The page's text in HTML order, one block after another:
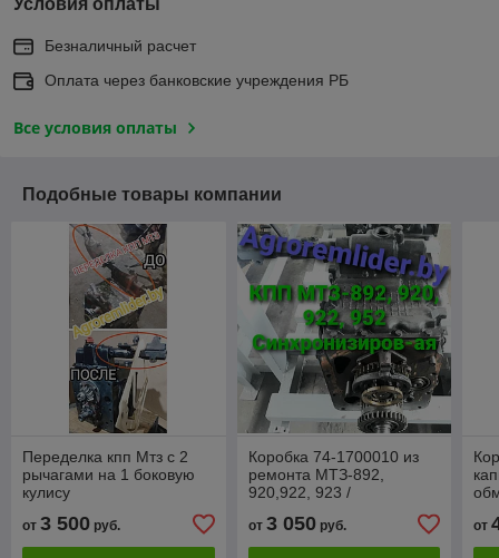
Безналичный расчет
Оплата через банковские учреждения РБ
Все условия оплаты
Подобные товары компании
Переделка кпп Мтз с 2
рычагами на 1 боковую
кулису
от 3 500 руб.
Коробка 74-1700010 из
ремонта МТЗ-892,
920,922, 923 /
боковая кулиса перекл./
от 3 050руб. от